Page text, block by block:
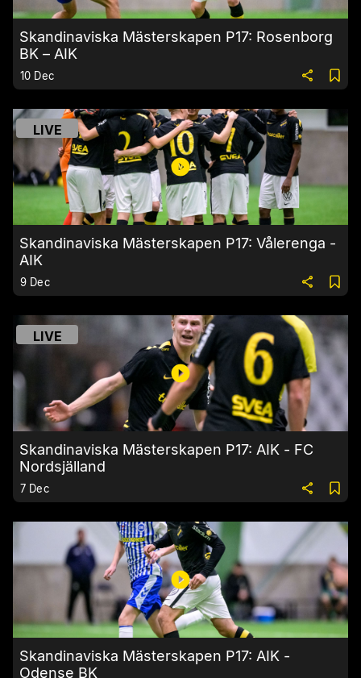
Skandinaviska Mästerskapen P17: Rosenborg
BK – AIK
10 Dec
LIVE
Skandinaviska Mästerskapen P17: Vålerenga -
AIK
9 Dec
LIVE
Skandinaviska Mästerskapen P17: AIK - FC
Nordsjälland
7 Dec
Skandinaviska Mästerskapen P17: AIK -
Odense BK